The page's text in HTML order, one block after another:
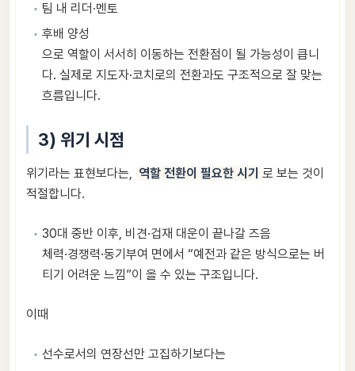
팀 내 리더·멘토
후배 양성
으로 역할이 서서히 이동하는 전환점이 될 가능성이 큽니
다. 실제로 지도자·코치로의 전환과도 구조적으로 잘 맞는
흐름입니다.
3) 위기 시점
위기라는 표현보다는, 역할 전환이 필요한 시기 로 보는 것이
적절합니다.
30대 중반 이후, 비견·겁재 대운이 끝나갈 즈음
체력·경쟁력·동기부여 면에서 “예전과 같은 방식으로는 버
티기 어려운 느낌”이 올 수 있는 구조입니다.
이때
선수로서의 연장선만 고집하기보다는